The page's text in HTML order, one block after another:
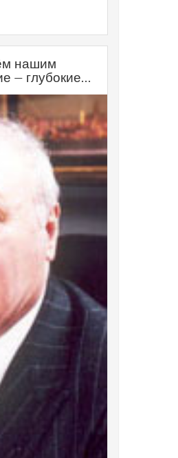
нашим
— глубокие...